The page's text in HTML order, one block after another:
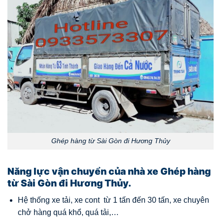
Ghép hàng từ Sài Gòn đi Hương Thủy
Năng lực vận chuyển của nhà xe Ghép hàng
từ Sài Gòn đi Hương Thủy.
Hệ thống xe tải, xe cont từ 1 tấn đến 30 tấn, xe chuyên
chở hàng quá khổ, quá tải,…